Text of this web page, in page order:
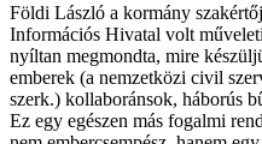
Földi László a kormány
Információs Hivatal volt
nyíltan megmondta, mire
emberek (a nemzetközi civil
szerk.) kollaboránsok, háborús
Ez egy egészen más fogalmi